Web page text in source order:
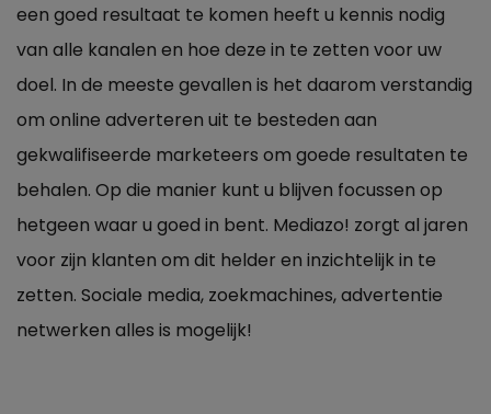
een goed resultaat te komen heeft u kennis nodig
van alle kanalen en hoe deze in te zetten voor uw
doel. In de meeste gevallen is het daarom verstandig
om online adverteren uit te besteden aan
gekwalifiseerde marketeers om goede resultaten te
behalen. Op die manier kunt u blijven focussen op
hetgeen waar u goed in bent. Mediazo! zorgt al jaren
voor zijn klanten om dit helder en inzichtelijk in te
zetten. Sociale media, zoekmachines, advertentie
netwerken alles is mogelijk!